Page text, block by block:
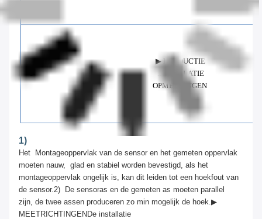
▶ PRODUCTIE
INSTALLATIE
OPMERKINGEN
1)
Het
Montageoppervlak van de sensor en het gemeten oppervlak
moeten nauw, glad en stabiel worden bevestigd, als het
montageoppervlak ongelijk is, kan dit leiden tot een hoekfout van
de sensor. 2)
De sensoras en de gemeten as moeten parallel
zijn, de twee assen produceren zo min mogelijk de hoek. ▶
MEETRICHTINGEN De installatie